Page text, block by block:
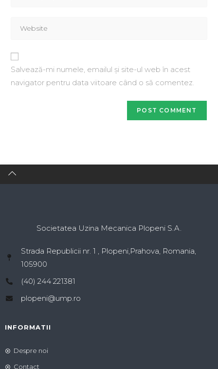
Salvează-mi numele, emailul și site-ul web în acest
navigator pentru data viitoare când o să comentez.
Societatea Uzina Mecanica Plopeni S.A.
Strada Republicii nr. 1 , Plopeni,Prahova, Romania,
105900
(40) 244 221381
plopeni@ump.ro
INFORMATII
Despre noi
Contact